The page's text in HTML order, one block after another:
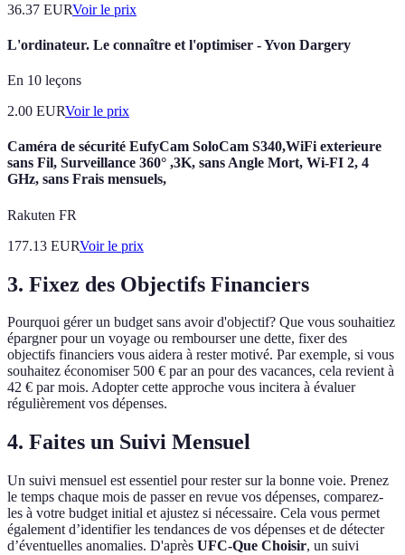
36.37 EURVoir le prix
L'ordinateur. Le connaître et l'optimiser - Yvon Dargery
En 10 leçons
2.00 EURVoir le prix
Caméra de sécurité EufyCam SoloCam S340,WiFi exterieure
sans Fil, Surveillance 360° ,3K, sans Angle Mort, Wi-FI 2, 4
GHz, sans Frais mensuels,
Rakuten FR
177.13 EURVoir le prix
3. Fixez des Objectifs Financiers
Pourquoi gérer un budget sans avoir d'objectif? Que vous souhaitiez
épargner pour un voyage ou rembourser une dette, fixer des
objectifs financiers vous aidera à rester motivé. Par exemple, si vous
souhaitez économiser 500 € par an pour des vacances, cela revient à
42 € par mois. Adopter cette approche vous incitera à évaluer
régulièrement vos dépenses.
4. Faites un Suivi Mensuel
Un suivi mensuel est essentiel pour rester sur la bonne voie. Prenez
le temps chaque mois de passer en revue vos dépenses, comparez-
les à votre budget initial et ajustez si nécessaire. Cela vous permet
également d’identifier les tendances de vos dépenses et de détecter
d’éventuelles anomalies. D'après UFC-Que Choisir, un suivi